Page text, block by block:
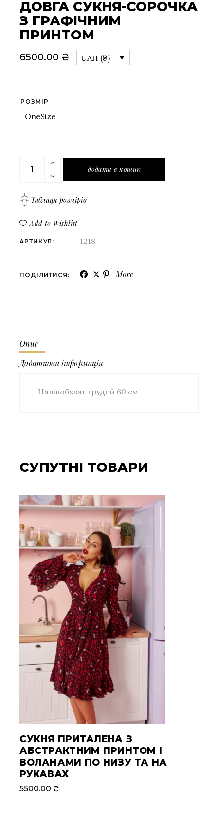
ДОВГА СУКНЯ-СОРОЧКА
З ГРАФІЧНИМ
ПРИНТОМ
6500.00 ₴ UAH (₴)
РОЗМІР
OneSize
Довга сукня-сорочка з графічним принтом
додати в кошик
Таблиця розмірів
Add to Wishlist
АРТИКУЛ: 1218
ПОДІЛИТИСЯ: More
Опис
Додаткова інформація
Напівобхват грудей 60 см
СУПУТНІ ТОВАРИ
СУКНЯ ПРИТАЛЕНА З
АБСТРАКТНИМ ПРИНТОМ І
ВОЛАНАМИ ПО НИЗУ ТА НА
РУКАВАХ
5500.00 ₴